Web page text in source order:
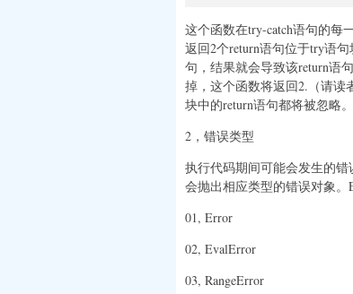
这个函数在try-catch语句的每
返回2个return语句位于try语
句，结果就会导致该return语
掉，这个函数将返回2.（请读
块中的return语句都将被忽略
2，错误类型
执行代码期间可能会发生的
会抛出相应类型的错误对象。
01, Error
02, EvalError
03, RangeError